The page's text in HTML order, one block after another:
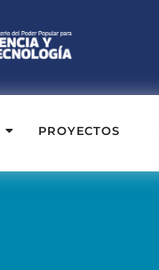
PROYECTOS